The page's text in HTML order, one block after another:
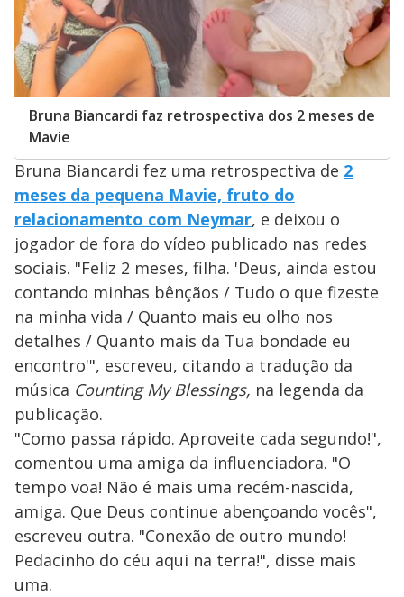
Bruna Biancardi faz retrospectiva dos 2 meses de
Mavie
Bruna Biancardi fez uma retrospectiva de 2
meses da pequena Mavie, fruto do
relacionamento com Neymar, e deixou o
jogador de fora do vídeo publicado nas redes
sociais. "Feliz 2 meses, filha. 'Deus, ainda estou
contando minhas bênçãos / Tudo o que fizeste
na minha vida / Quanto mais eu olho nos
detalhes / Quanto mais da Tua bondade eu
encontro'", escreveu, citando a tradução da
música Counting My Blessings, na legenda da
publicação.
"Como passa rápido. Aproveite cada segundo!",
comentou uma amiga da influenciadora. "O
tempo voa! Não é mais uma recém-nascida,
amiga. Que Deus continue abençoando vocês",
escreveu outra. "Conexão de outro mundo!
Pedacinho do céu aqui na terra!", disse mais
uma.